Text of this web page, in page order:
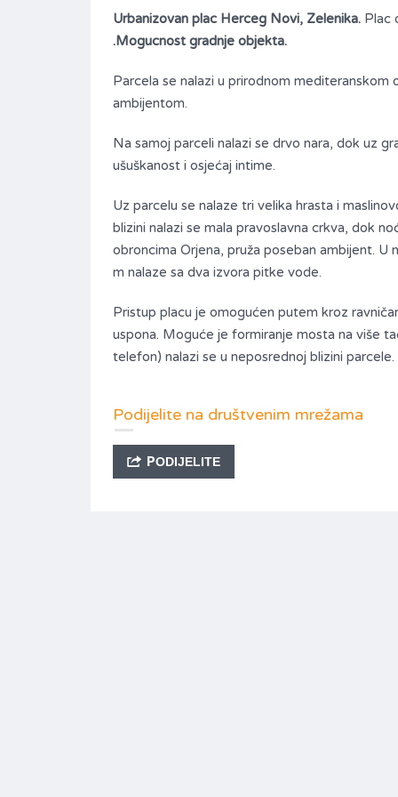
Urbanizovan plac Herceg Novi, Zelenika. Plac
.Mogucnost gradnje objekta.
Parcela se nalazi u prirodnom mediteranskom
ambijentom.
Na samoj parceli nalazi se drvo nara, dok uz
ušuškanost i osjećaj intime.
Uz parcelu se nalaze tri velika hrasta i
blizini nalazi se mala pravoslavna crkva, dok
obroncima Orjena, pruža poseban ambijent.
m nalaze sa dva izvora pitke vode.
Pristup placu je omogućen putem kroz
uspona. Moguće je formiranje mosta na više
telefon) nalazi se u neposrednoj blizini
Podijelite na društvenim mrežama
PODIJELITE